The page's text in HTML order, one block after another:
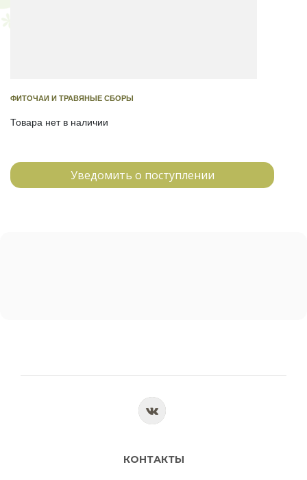
ФИТОЧАИ И ТРАВЯНЫЕ СБОРЫ
Товара нет в наличии
Уведомить о поступлении
КОНТАКТЫ